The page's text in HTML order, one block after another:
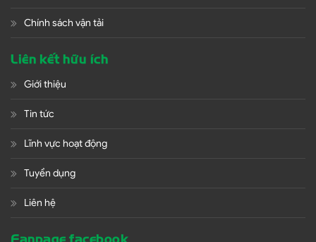
Chính sách vận tải
Liên kết hữu ích
Giới thiệu
Tin tức
Lĩnh vực hoạt động
Tuyển dụng
Liên hệ